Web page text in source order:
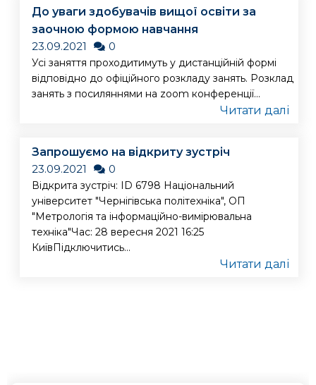
До уваги здобувачів вищої освіти за
заочною формою навчання
23.09.2021
0
Усі заняття проходитимуть у дистанційній формі
відповідно до офіційного розкладу занять. Розклад
занять з посиляннями на zoom конференції...
Читати далі
Запрошуємо на відкриту зустріч
23.09.2021
0
Відкрита зустріч: ID 6798 Національний
університет "Чернігівська політехніка", ОП
"Метрологія та інформаційно-вимірювальна
техніка"Час: 28 вересня 2021 16:25
КиївПідключитись...
Читати далі